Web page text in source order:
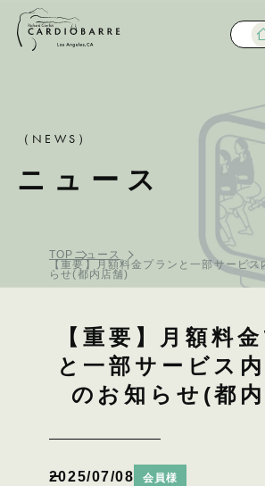
（NEWS）
ニュース
TOP ニュース
【重要】月額料金プランと一部サービ
らせ(都内店舗)
【重要】月額料
と一部サービス
のお知らせ(都
2025/07/08 会員様